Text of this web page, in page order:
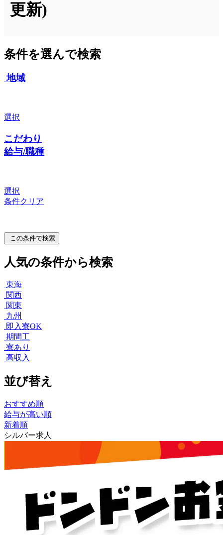
更新)
条件を選んで検索
地域
選択
こだわり
給与/職種
選択
条件クリア
この条件で検索
人気の条件から検索
東海
関西
関東
九州
即入寮OK
期間工
寮あり
高収入
並び替え
おすすめ順
給与が高い順
新着順
シルバー求人